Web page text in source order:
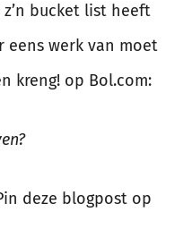
bucket list heeft
eens werk van moet
kreng! op Bol.com:
deze blogpost op